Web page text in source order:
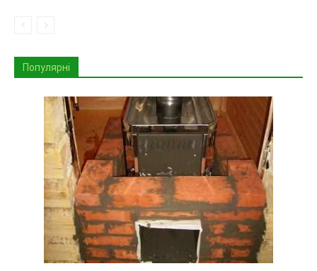
Популярні